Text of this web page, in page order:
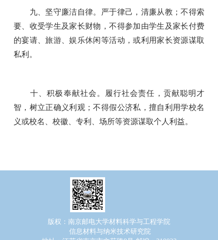
九、坚守廉洁自律。严于律己，清廉从教；不得索
要、收受学生及家长财物，不得参加由学生及家长付费
的宴请、旅游、娱乐休闲等活动，或利用家长资源谋取
私利。
十、积极奉献社会。履行社会责任，贡献聪明才
智，树立正确义利观；不得假公济私，擅自利用学校名
义或校名、校徽、专利、场所等资源谋取个人利益。
版权：南京邮电大学材料科学与工程学院
信息材料与纳米技术研究院